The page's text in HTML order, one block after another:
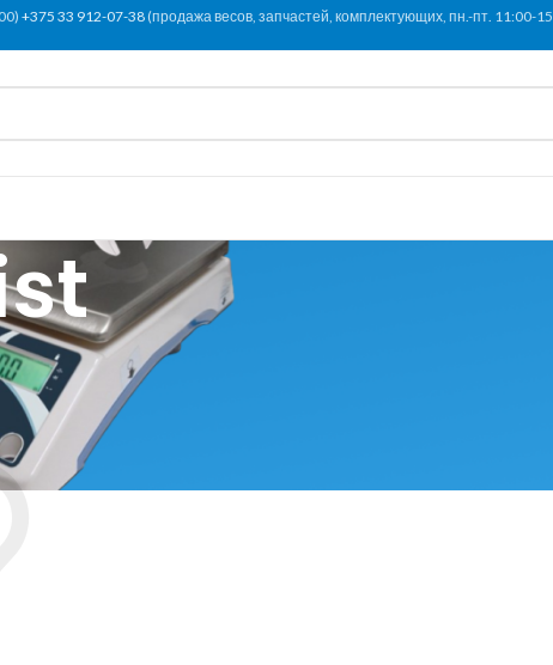
+375 33 912-07-38(продажа весов, запчастей, комплектующих, пн.-пт. 11:00-